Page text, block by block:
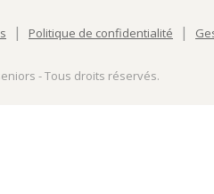
| Politique de confidentialité |
- Tous droits réservés.